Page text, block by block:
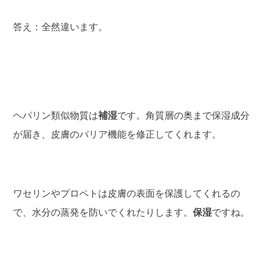
答え：全然違います。
ヘパリン類似物質は補湿です。角質層の奥まで保湿成分
が届き、皮膚のバリア機能を修正してくれます。
ワセリンやプロペトは皮膚の表面を保護してくれるの
で、水分の蒸発を防いでくれたりします。保湿ですね。